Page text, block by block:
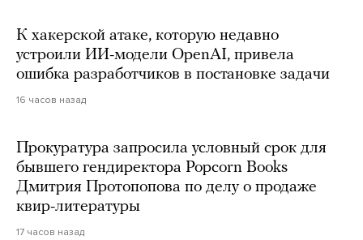
К хакерской атаке, которую недавно
устроили ИИ-модели OpenAI, привела
ошибка разработчиков в постановке задачи
16 часов назад
Прокуратура запросила условный срок для
бывшего гендиректора Popcorn Books
Дмитрия Протопопова по делу о продаже
квир-литературы
17 часов назад